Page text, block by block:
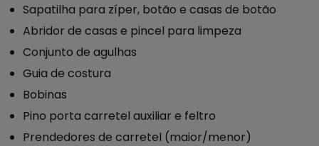
Sapatilha para zíper, botão e casas de botão
Abridor de casas e pincel para limpeza
Conjunto de agulhas
Guia de costura
Bobinas
Pino porta carretel auxiliar e feltro
Prendedores de carretel (maior/menor)